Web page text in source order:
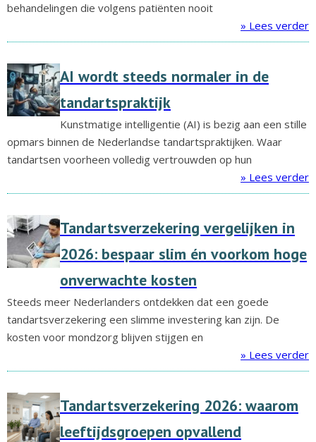
behandelingen die volgens patiënten nooit
» Lees verder
AI wordt steeds normaler in de
tandartspraktijk
Kunstmatige intelligentie (AI) is bezig aan een stille
opmars binnen de Nederlandse tandartspraktijken. Waar
tandartsen voorheen volledig vertrouwden op hun
» Lees verder
Tandartsverzekering vergelijken in
2026: bespaar slim én voorkom hoge
onverwachte kosten
Steeds meer Nederlanders ontdekken dat een goede
tandartsverzekering een slimme investering kan zijn. De
kosten voor mondzorg blijven stijgen en
» Lees verder
Tandartsverzekering 2026: waarom
leeftijdsgroepen opvallend